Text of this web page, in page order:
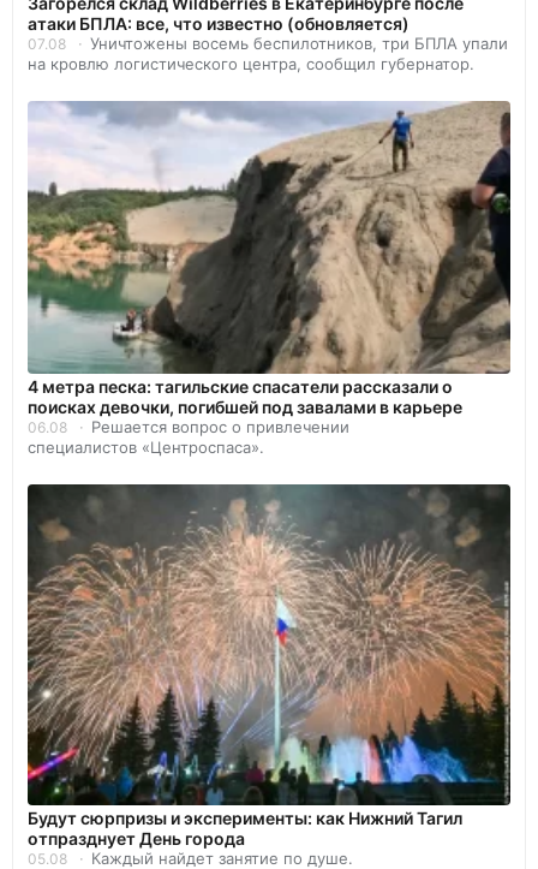
атаки БПЛА: все, что известно (обновляется)
07.08
Уничтожены восемь беспилотников, три БПЛА упали
на кровлю логистического центра, сообщил губернатор.
4 метра песка: тагильские спасатели рассказали о
поисках девочки, погибшей под завалами в карьере
06.08
Решается вопрос о привлечении
специалистов «Центроспаса».
Будут сюрпризы и эксперименты: как Нижний Тагил
отпразднует День города
05.08 Каждый найдет занятие по душе.